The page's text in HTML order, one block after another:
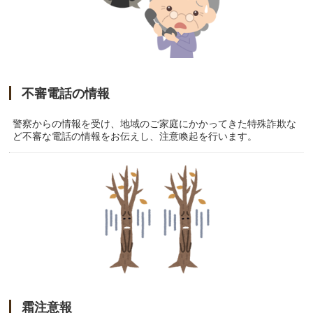
不審電話の情報
警察からの情報を受け、地域のご家庭にかかってきた特殊詐欺な
ど不審な電話の情報をお伝えし、注意喚起を行います。
霜注意報